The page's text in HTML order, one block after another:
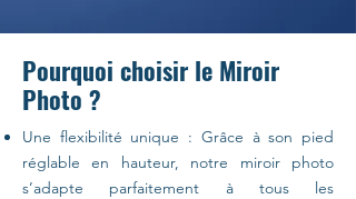
Pourquoi choisir le Miroir
Photo ?
Une flexibilité unique : Grâce à son pied
réglable en hauteur, notre miroir photo
s’adapte parfaitement à tous les